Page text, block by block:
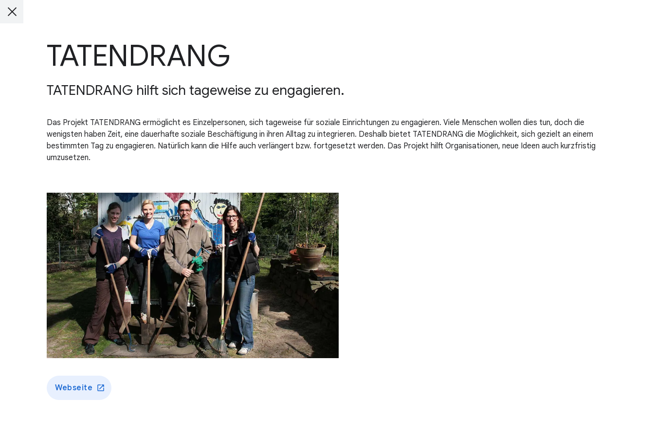
TATENDRANG
TATENDRANG hilft sich tageweise zu engagieren.
Das Projekt TATENDRANG ermöglicht es Einzelpersonen, sich tageweise für soziale Einrichtungen zu engagieren. Viele Menschen wollen dies tun, doch die
wenigsten haben Zeit, eine dauerhafte soziale Beschäftigung in ihren Alltag zu integrieren. Deshalb bietet TATENDRANG die Möglichkeit, sich gezielt an einem
bestimmten Tag zu engagieren. Natürlich kann die Hilfe auch verlängert bzw. fortgesetzt werden. Das Projekt hilft Organisationen, neue Ideen auch kurzfristig
umzusetzen.
Webseite